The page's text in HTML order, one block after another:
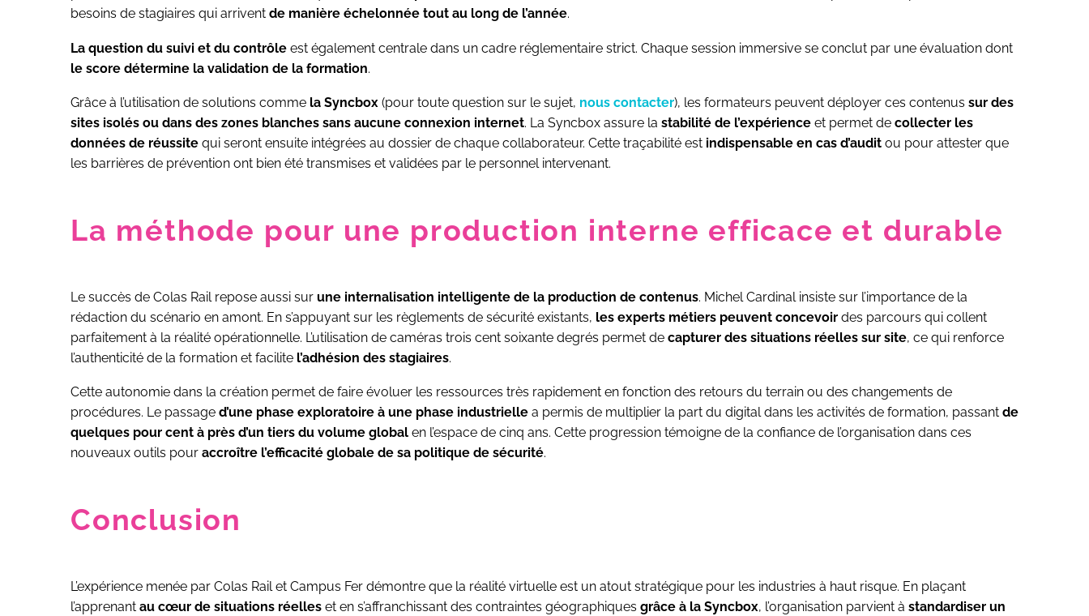
besoins de stagiaires qui arrivent de manière échelonnée tout au long de l’année.
La question du suivi et du contrôle est également centrale dans un cadre réglementaire strict. Chaque session immersive se conclut par une évaluation dont
le score détermine la validation de la formation.
Grâce à l’utilisation de solutions comme la Syncbox (pour toute question sur le sujet, nous contacter), les formateurs peuvent déployer ces contenus sur des
sites isolés ou dans des zones blanches sans aucune connexion internet. La Syncbox assure la stabilité de l’expérience et permet de collecter les
données de réussite qui seront ensuite intégrées au dossier de chaque collaborateur. Cette traçabilité est indispensable en cas d’audit ou pour attester que
les barrières de prévention ont bien été transmises et validées par le personnel intervenant.
La méthode pour une production interne efficace et durable
Le succès de Colas Rail repose aussi sur une internalisation intelligente de la production de contenus. Michel Cardinal insiste sur l’importance de la
rédaction du scénario en amont. En s’appuyant sur les règlements de sécurité existants, les experts métiers peuvent concevoir des parcours qui collent
parfaitement à la réalité opérationnelle. L’utilisation de caméras trois cent soixante degrés permet de capturer des situations réelles sur site, ce qui renforce
l’authenticité de la formation et facilite l’adhésion des stagiaires.
Cette autonomie dans la création permet de faire évoluer les ressources très rapidement en fonction des retours du terrain ou des changements de
procédures. Le passage d’une phase exploratoire à une phase industrielle a permis de multiplier la part du digital dans les activités de formation, passant de
quelques pour cent à près d’un tiers du volume global en l’espace de cinq ans. Cette progression témoigne de la confiance de l’organisation dans ces
nouveaux outils pour accroître l’efficacité globale de sa politique de sécurité.
Conclusion
L’expérience menée par Colas Rail et Campus Fer démontre que la réalité virtuelle est un atout stratégique pour les industries à haut risque. En plaçant
l’apprenant au cœur de situations réelles et en s’affranchissant des contraintes géographiques grâce à la Syncbox, l’organisation parvient à standardiser un